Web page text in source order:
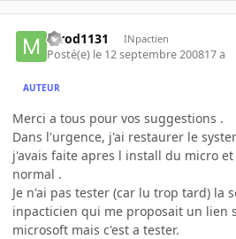
mrod1131 INpactien
Posté(e) le 12 septembre 200817 a
AUTEUR
Merci a tous pour vos suggestions .
Dans l'urgence, j'ai restaurer le
j'avais faite apres l install du micro
normal .
Je n'ai pas tester (car lu trop tard) la
inpacticien qui me proposait un lien
microsoft mais c'est a tester.